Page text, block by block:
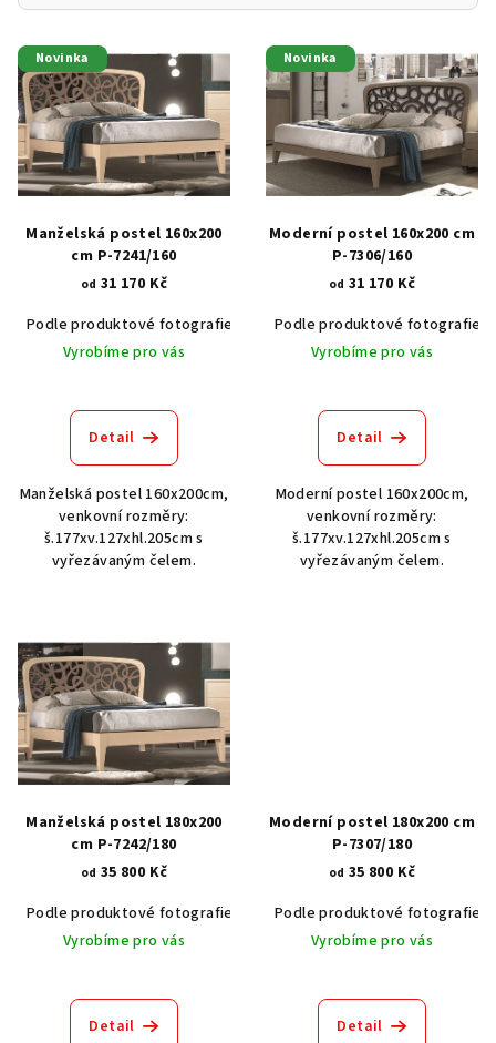
V
ý
p
s
p
Novinka
Manželská postel 160x200
cm P-7241/160
od 31 170 Kč
Podle produktové fotografie
Akát vintage BT1551
Dub světlý
Vyrobíme pro vás
Detail
Manželská postel 160x200cm,
venkovní rozměry:
š.177xv.127xhl.205cm s
vyřezávaným čelem.
Novinka
Moderní postel 160x200 cm
P-7306/160
od 31 170 Kč
Podle produktové fotografie
Vyrobíme pro vás
Detail
Moderní postel 160x200cm,
venkovní rozměry:
š.177xv.127xhl.205cm s
vyřezávaným čelem.
Manželská postel 180x200
cm P-7242/180
od 35 800 Kč
Podle produktové fotografie
Akát vintage BT1551
Dub světlý
Vyrobíme pro vás
Detail
Moderní postel 180x200 cm
P-7307/180
od 35 800 Kč
Podle produktové fotografie
Vyrobíme pro vás
Detail